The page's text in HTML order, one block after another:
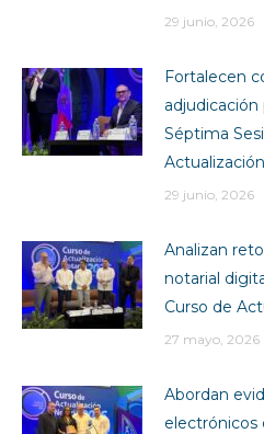
29 junio, 2026
Fortalecen
Séptima
29 junio, 2026
Analizan
notarial
Curso de
27 mayo, 2026
Abordan
electrónicos